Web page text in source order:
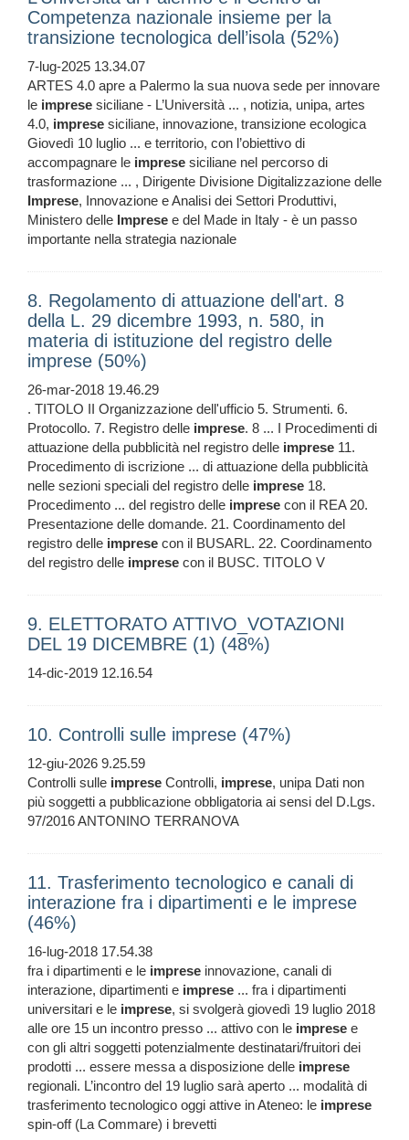
Competenza nazionale insieme per la
transizione tecnologica dell’isola (52%)
7-lug-2025 13.34.07
ARTES 4.0 apre a Palermo la sua nuova sede per innovare
le imprese siciliane - L’Università ... , notizia, unipa, artes
4.0, imprese siciliane, innovazione, transizione ecologica
Giovedì 10 luglio ... e territorio, con l’obiettivo di
accompagnare le imprese siciliane nel percorso di
trasformazione ... , Dirigente Divisione Digitalizzazione delle
Imprese, Innovazione e Analisi dei Settori Produttivi,
Ministero delle Imprese e del Made in Italy - è un passo
importante nella strategia nazionale
8. Regolamento di attuazione dell'art. 8
della L. 29 dicembre 1993, n. 580, in
materia di istituzione del registro delle
imprese (50%)
26-mar-2018 19.46.29
. TITOLO II Organizzazione dell'ufficio 5. Strumenti. 6.
Protocollo. 7. Registro delle imprese. 8 ... I Procedimenti di
attuazione della pubblicità nel registro delle imprese 11.
Procedimento di iscrizione ... di attuazione della pubblicità
nelle sezioni speciali del registro delle imprese 18.
Procedimento ... del registro delle imprese con il REA 20.
Presentazione delle domande. 21. Coordinamento del
registro delle imprese con il BUSARL. 22. Coordinamento
del registro delle imprese con il BUSC. TITOLO V
9. ELETTORATO ATTIVO_VOTAZIONI
DEL 19 DICEMBRE (1) (48%)
14-dic-2019 12.16.54
10. Controlli sulle imprese (47%)
12-giu-2026 9.25.59
Controlli sulle imprese Controlli, imprese, unipa Dati non
più soggetti a pubblicazione obbligatoria ai sensi del D.Lgs.
97/2016 ANTONINO TERRANOVA
11. Trasferimento tecnologico e canali di
interazione fra i dipartimenti e le imprese
(46%)
16-lug-2018 17.54.38
fra i dipartimenti e le imprese innovazione, canali di
interazione, dipartimenti e imprese ... fra i dipartimenti
universitari e le imprese, si svolgerà giovedì 19 luglio 2018
alle ore 15 un incontro presso ... attivo con le imprese e
con gli altri soggetti potenzialmente destinatari/fruitori dei
prodotti ... essere messa a disposizione delle imprese
regionali. L’incontro del 19 luglio sarà aperto ... modalità di
trasferimento tecnologico oggi attive in Ateneo: le imprese
spin-off (La Commare) i brevetti